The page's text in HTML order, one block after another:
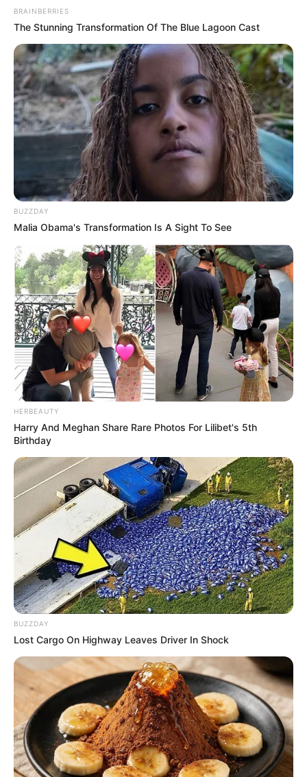
de Saúde
Matérias Bônus:
Filho de ACS se torna Médico
🧊 Conheça as Normas sobre o IFA
🧊Saiba como Consultar o Incentivo
🧊 Cálculo da Insalubridade sobre o base.
🧊 Entretenimento: Os melhores doramas
🧊 Nova Carteira Nacional de Habilitação digital
-ad5
Fonte: JASB com informações da CNN Brasil e D’PontaNews.
Edição Geral: JASB.
Encaminhamento de denúncia ao JASB: Acesse aqui.
O jornalismo do JASB.com.br precisa de você para continuar
marcando ponto na vida das pessoas.Compartilhe as nossas
notícias em suas redes sociais!
BRAINBERRIES
The Stunning Transformation Of The Blue Lagoon Cast
BUZZDAY
Malia Obama's Transformation Is A Sight To See
HERBEAUTY
Harry And Meghan Share Rare Photos For Lilibet's 5th
Birthday
BUZZDAY
Lost Cargo On Highway Leaves Driver In Shock